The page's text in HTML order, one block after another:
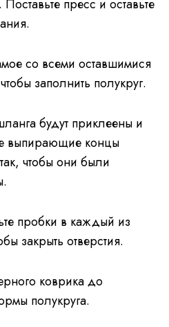
пресс и оставьте
со всеми оставшимися
заполнить полукруг.
будут приклеены и
выпирающие концы
чтобы они были
пробки в каждый из
закрыть отверстия.
коврика до
полукруга.